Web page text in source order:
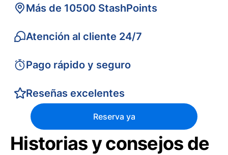
Más de 10500 StashPoints
Atención al cliente 24/7
Pago rápido y seguro
Reseñas excelentes
Reserva ya
Historias y consejos de